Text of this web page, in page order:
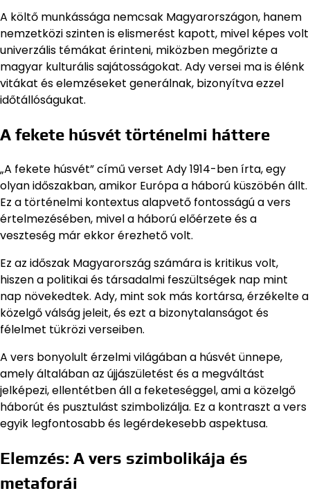
A költő munkássága nemcsak Magyarországon, hanem
nemzetközi szinten is elismerést kapott, mivel képes volt
univerzális témákat érinteni, miközben megőrizte a
magyar kulturális sajátosságokat. Ady versei ma is élénk
vitákat és elemzéseket generálnak, bizonyítva ezzel
időtállóságukat.
A fekete húsvét történelmi háttere
„A fekete húsvét” című verset Ady 1914-ben írta, egy
olyan időszakban, amikor Európa a háború küszöbén állt.
Ez a történelmi kontextus alapvető fontosságú a vers
értelmezésében, mivel a háború előérzete és a
veszteség már ekkor érezhető volt.
Ez az időszak Magyarország számára is kritikus volt,
hiszen a politikai és társadalmi feszültségek nap mint
nap növekedtek. Ady, mint sok más kortársa, érzékelte a
közelgő válság jeleit, és ezt a bizonytalanságot és
félelmet tükrözi verseiben.
A vers bonyolult érzelmi világában a húsvét ünnepe,
amely általában az újjászületést és a megváltást
jelképezi, ellentétben áll a feketeséggel, ami a közelgő
háborút és pusztulást szimbolizálja. Ez a kontraszt a vers
egyik legfontosabb és legérdekesebb aspektusa.
Elemzés: A vers szimbolikája és
metaforái